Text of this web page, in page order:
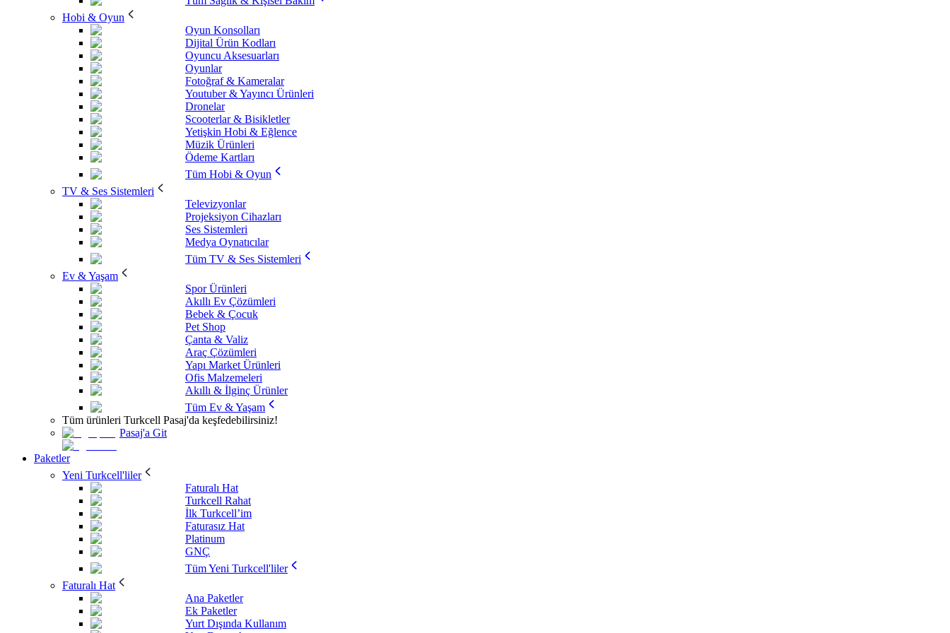
Hobi & Oyun
Oyun Konsolları
Dijital Ürün Kodları
Oyuncu Aksesuarları
Oyunlar
Fotoğraf & Kameralar
Youtuber & Yayıncı Ürünleri
Dronelar
Scooterlar & Bisikletler
Yetişkin Hobi & Eğlence
Müzik Ürünleri
Ödeme Kartları
Tüm Hobi & Oyun
TV & Ses Sistemleri
Televizyonlar
Projeksiyon Cihazları
Ses Sistemleri
Medya Oynatıcılar
Tüm TV & Ses Sistemleri
Ev & Yaşam
Spor Ürünleri
Akıllı Ev Çözümleri
Bebek & Çocuk
Pet Shop
Çanta & Valiz
Araç Çözümleri
Yapı Market Ürünleri
Ofis Malzemeleri
Akıllı & İlginç Ürünler
Tüm Ev & Yaşam
Tüm ürünleri Turkcell Pasaj'da keşfedebilirsiniz!
Pasaj'a Git
Paketler
Yeni Turkcell'liler
Faturalı Hat
Turkcell Rahat
İlk Turkcell’im
Faturasız Hat
Platinum
GNÇ
Tüm Yeni Turkcell'liler
Faturalı Hat
Ana Paketler
Ek Paketler
Yurt Dışında Kullanım